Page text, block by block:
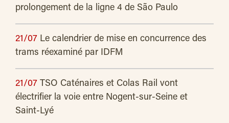
prolongement de la ligne 4 de São Paulo
21/07 Le calendrier de mise en concurrence des
trams réexaminé par IDFM
21/07 TSO Caténaires et Colas Rail vont
électrifier la voie entre Nogent-sur-Seine et
Saint-Lyé